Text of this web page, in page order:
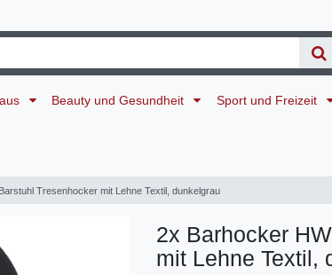
Beauty und Gesundheit Sport und Freizeit
Tresenhocker mit Lehne Textil, dunkelgrau
2x Barhocker
mit Lehne Textil,